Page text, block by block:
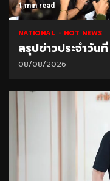
1 min read
NATIONAL HOT NEWS
สรุปข่าวประจำวั
08/08/2026